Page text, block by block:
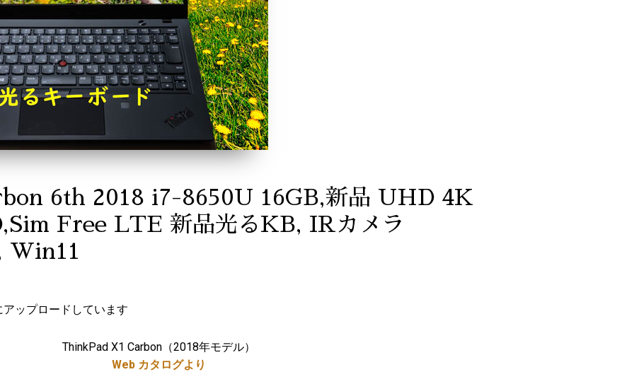
6th 2018 i7-8650U 16GB,新品 UHD 4K
Free LTE 新品光るKB, IRカメラ
Win11
アップロードしています
ThinkPad X1 Carbon（2018年モデル）
Web カタログより